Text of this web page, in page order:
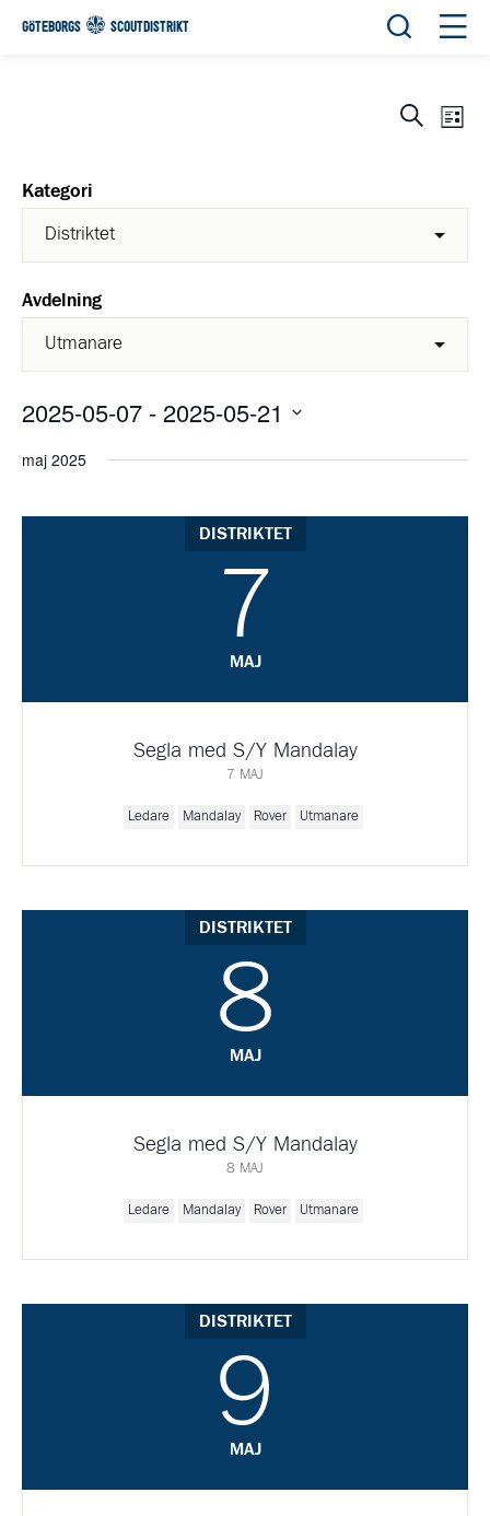
GÖTEBORGS SCOUTDISTRIKT Öppna
Sök List
Kategori
Avdelning
2025-05-07 - 2025-05-21
datum.
maj 2025
DISTRIKTET
7
MAJ
Segla med S/Y Mandalay
7 MAJ
Ledare Mandalay Rover Utmanare
DISTRIKTET
8
MAJ
Segla med S/Y Mandalay
8 MAJ
Ledare Mandalay Rover Utmanare
DISTRIKTET
9
MAJ